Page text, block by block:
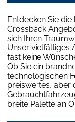
Entdecken Sie
Crossback
sich Ihren
Unser vielfältiges
fast keine
Ob Sie ein
technologischen
preiswertes, aber
breite Palette an